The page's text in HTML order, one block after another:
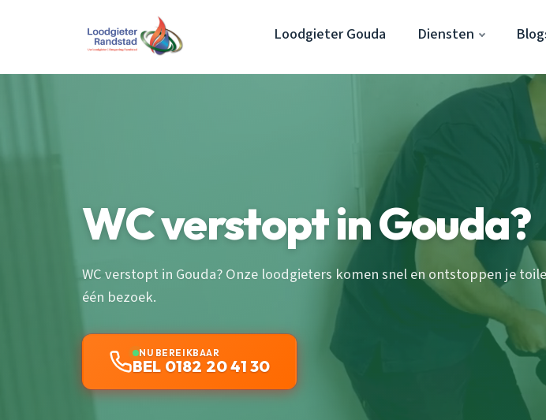
Loodgieter Gouda Diensten
WC verstopt in Gouda?
WC verstopt in Gouda? Onze loodgieters komen snel en ontstoppen je
één bezoek.
NU BEREIKBAAR
BEL 0182 20 41 30